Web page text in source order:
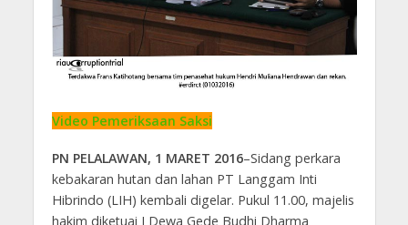
Video Pemeriksaan Saksi
PN PELALAWAN, 1 MARET 2016–Sidang perkara
kebakaran hutan dan lahan PT Langgam Inti
Hibrindo (LIH) kembali digelar. Pukul 11.00, majelis
hakim diketuai I Dewa Gede Budhi Dharma